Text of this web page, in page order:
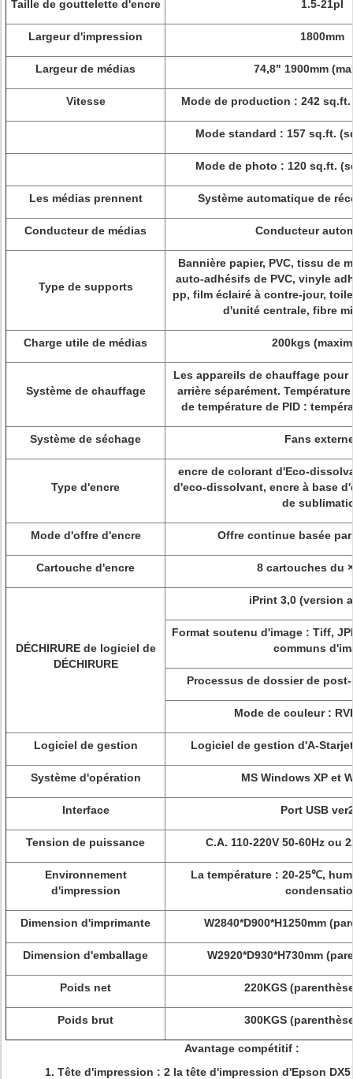
Taille de gouttelette d'encre 1.5-21pl
Largeur d'impression 1800mm
Largeur de médias 74,8" 1900mm
Vitesse Mode de production : 242 sq.ft.
Mode standard : 157 sq.ft.
Mode de photo : 120 sq.ft.
Les médias prennent Système automatique de
Conducteur de médias Conducteur
Type de supports
Bannière papier, PVC, tissu de
auto-adhésifs de PVC, vinyle
pp, film éclairé à contre-jour,
d'unité centrale, fibre
Charge utile de médias 200kgs
Système de chauffage
Les appareils de chauffage pour
arrière séparément.
de température de PID :
Système de séchage Fans
Type d'encre
encre de colorant d'Eco-
d'eco-dissolvant, encre à base
de
Mode d'offre d'encre Offre continue basée
Cartouche d'encre 8 cartouches du
DÉCHIRURE de logiciel de
DÉCHIRURE
iPrint 3,0 (version
Format soutenu d'image : Tiff,
communs
Processus de dossier de
Mode de couleur :
Logiciel de gestion Logiciel de gestion d'A-
Système d'opération MS Windows XP et
Interface Port USB
Tension de puissance C.A. 110-220V 50-60Hz ou
Environnement
d'impression
La température : 20-25℃,
Dimension d'imprimante W2840*D900*H1250mm
Dimension d'emballage W2920*D930*H730mm
Poids net 220KGS
Poids brut 300KGS
Avantage compétitif :
1. Tête d'impression : 2 la tête d'impression d'Epson